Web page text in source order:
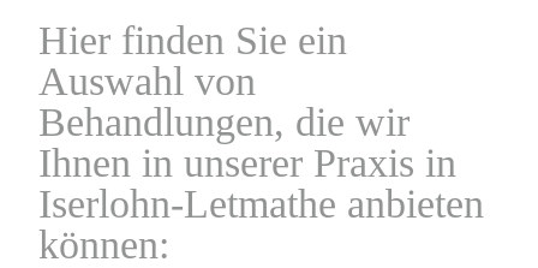
Hier finden Sie ein
Auswahl von
Behandlungen, die wir
Ihnen in unserer Praxis in
Iserlohn-Letmathe anbieten
können: